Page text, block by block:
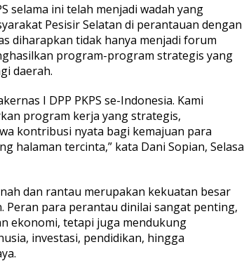
selama ini telah menjadi wadah yang
Pesisir Selatan di perantauan dengan
diharapkan tidak hanya menjadi forum
program-program strategis yang
daerah.
I DPP PKPS se-Indonesia. Kami
program kerja yang strategis,
kontribusi nyata bagi kemajuan para
halaman tercinta,” kata Dani Sopian, Selasa
dan rantau merupakan kekuatan besar
Peran para perantau dinilai sangat penting,
ekonomi, tetapi juga mendukung
investasi, pendidikan, hingga